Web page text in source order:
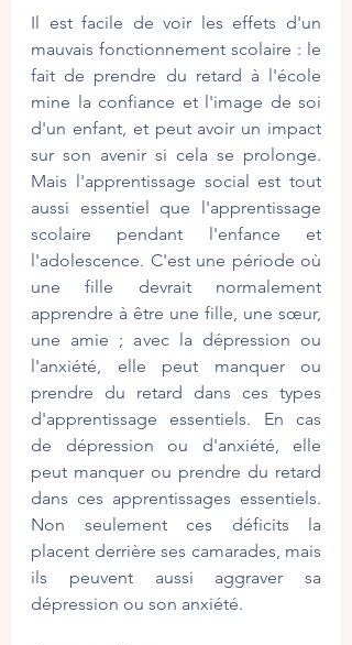
Il est facile de voir les effets d'un
mauvais fonctionnement scolaire : le
fait de prendre du retard à l'école
mine la confiance et l'image de soi
d'un enfant, et peut avoir un impact
sur son avenir si cela se prolonge.
Mais l'apprentissage social est tout
aussi essentiel que l'apprentissage
scolaire pendant l'enfance et
l'adolescence. C'est une période où
une fille devrait normalement
apprendre à être une fille, une sœur,
une amie ; avec la dépression ou
l'anxiété, elle peut manquer ou
prendre du retard dans ces types
d'apprentissage essentiels. En cas
de dépression ou d'anxiété, elle
peut manquer ou prendre du retard
dans ces apprentissages essentiels.
Non seulement ces déficits la
placent derrière ses camarades, mais
ils peuvent aussi aggraver sa
dépression ou son anxiété.